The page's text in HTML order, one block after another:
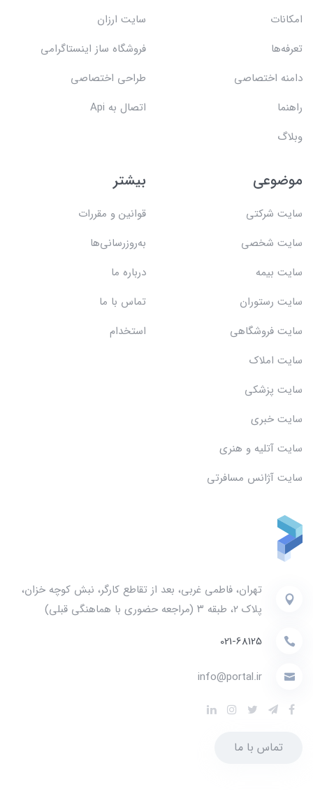
امکانات
تعرفه‌ها
دامنه اختصاصی
راهنما
وبلاگ
سایت ارزان
فروشگاه ساز اینستاگرامی
طراحی اختصاصی
اتصال به Api
موضوعی
سایت شرکتی
سایت شخصی
سایت بیمه
سایت رستوران
سایت فروشگاهی
سایت املاک
سایت پزشکی
سایت خبری
سایت آتلیه و هنری
سایت آژانس مسافرتی
بیشتر
قوانین و مقررات
به‌روزرسانی‌ها
درباره ما
تماس با ما
استخدام
تهران، فاطمی غربی، بعد از تقاطع کارگر، نبش کوچه خزان،
پلاک ۲، طبقه ۳ (مراجعه حضوری با هماهنگی قبلی)
021-68125
info@portal.ir
تماس با ما